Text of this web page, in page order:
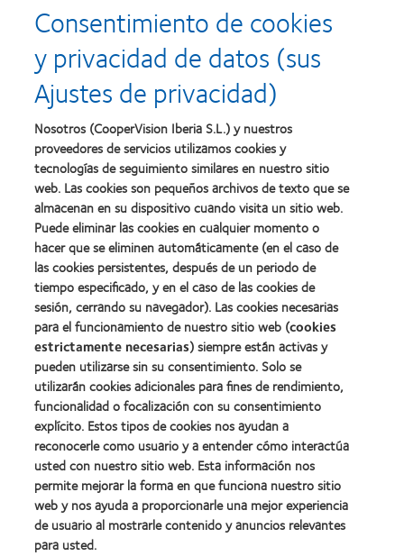
con
MyDay™
el
desarrollo
del
liderazgo
about
2011:
Premios
a
mejor
(2011)
about
2011:
Premio
a
salud
Learn
about
2012:
Premio
Manufacturing
Leadership
100
(ML
100)
(2012)
Learn
more
about
2012
Premio
internacional
REBRAND
100®
(2012)
Learn
more
about
Premio
de
la
Industria
de
la
BCLA
Nuestros productos
Encuentre su lente
Tecnología para lentes de contacto
Lentes de contacto y visión
Consentimiento de cookies
y privacidad de datos (sus
Ajustes de privacidad)
Nosotros (CooperVision Iberia S.L.) y nuestros
proveedores de servicios utilizamos cookies y
tecnologías de seguimiento similares en nuestro sitio
web. Las cookies son pequeños archivos de texto que se
almacenan en su dispositivo cuando visita un sitio web.
Puede eliminar las cookies en cualquier momento o
hacer que se eliminen automáticamente (en el caso de
las cookies persistentes, después de un periodo de
tiempo especificado, y en el caso de las cookies de
sesión, cerrando su navegador). Las cookies necesarias
para el funcionamiento de nuestro sitio web (cookies
estrictamente necesarias) siempre están activas y
pueden utilizarse sin su consentimiento. Solo se
utilizarán cookies adicionales para fines de rendimiento,
funcionalidad o focalización con su consentimiento
explícito. Estos tipos de cookies nos ayudan a
reconocerle como usuario y a entender cómo interactúa
usted con nuestro sitio web. Esta información nos
permite mejorar la forma en que funciona nuestro sitio
web y nos ayuda a proporcionarle una mejor experiencia
de usuario al mostrarle contenido y anuncios relevantes
para usted.